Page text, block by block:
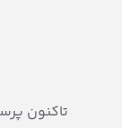
تاکنون